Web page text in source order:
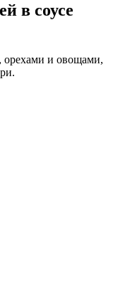
в соусе
орехами и овощами,